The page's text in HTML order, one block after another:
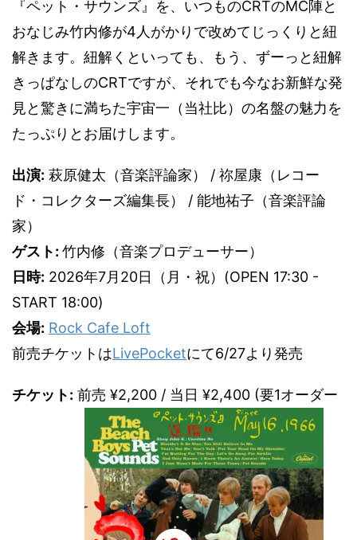
『ペット・サウンズ』を、いつものCRTのMC陣と
おなじみ竹内修が4人がかりで改めてじっくりと紐
解きます。紐解くといっても、もう、ずーっと紐解
きっぱなしのCRTですが、それでも今なお新鮮な発
見と驚きに満ちた宇宙一（当社比）の名盤の魅力を
たっぷりとお届けします。
出演: 萩原健太（音楽評論家） / 祢屋康（レコー
ド・コレクターズ編集長） / 能地祐子（音楽評論
家）
ゲスト: 竹内修（音楽プロデューサー）
日時: 2026年7月20日（月・祝）(OPEN 17:30 -
START 18:00)
会場: Rock Cafe Loft
前売チケットはLivePocketにて6/27より発売
チケット: 前売 ¥2,200 / 当日 ¥2,400 (要1オーダー